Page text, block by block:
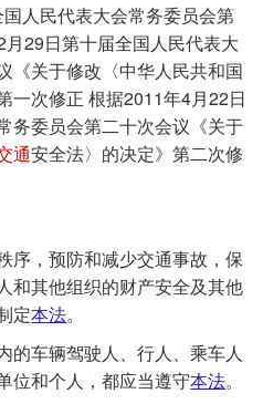
国人民代表大会常务委员会第
29日第十届全国人民代表大
《关于修改〈中华人民共和国
一次修正 根据2011年4月22日
务委员会第二十次会议《关于
通安全法〉的决定》第二次修
序，预防和减少交通事故，保
和其他组织的财产安全及其他
定本法。
的车辆驾驶人、行人、乘车人
位和个人，都应当遵守本法。